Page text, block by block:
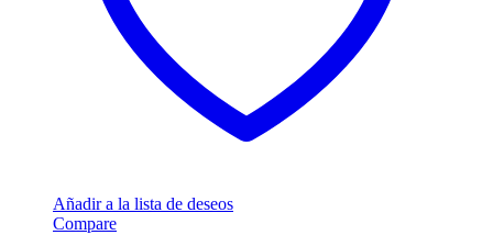
Añadir a la lista de deseos
Compare